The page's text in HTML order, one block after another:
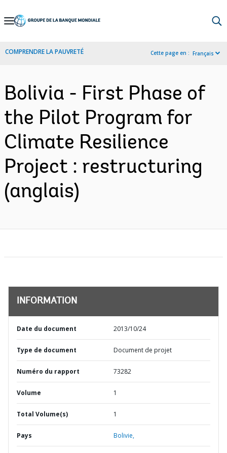
Skip
Navigation
COMPRENDRE LA PAUVRETÉ Cette page en : Français
Bolivia - First Phase of
the Pilot Program for
Climate Resilience
Project : restructuring
(anglais)
INFORMATION
Date du document 2013/10/24
Type de document Document de projet
Numéro du rapport 73282
Volume 1
Total Volume(s) 1
Pays Bolivie,